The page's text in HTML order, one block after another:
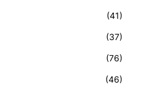
(41)
(37)
(76)
(46)